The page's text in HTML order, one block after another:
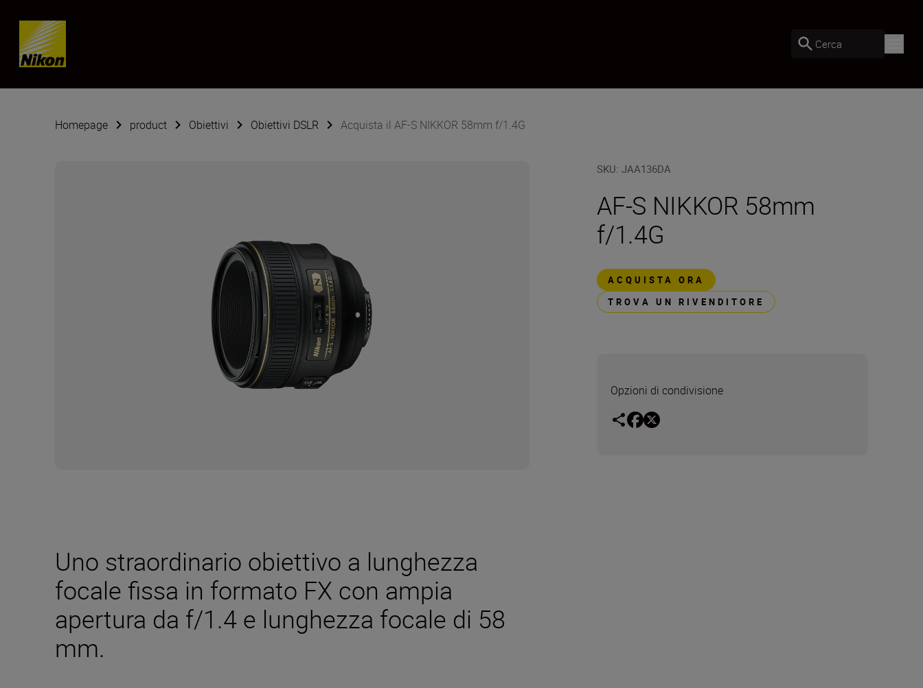
Skip content
Cerca
Homepage product Obiettivi Obiettivi DSLR Acquista il AF-S NIKKOR 58mm f/1.4G
SKU:JAA136DA
AF-S NIKKOR 58mm
f/1.4G
ACQUISTA ORA
TROVA UN RIVENDITORE
Opzioni di condivisione
Uno straordinario obiettivo a lunghezza
focale fissa in formato FX con ampia
apertura da f/1.4 e lunghezza focale di 58
mm.